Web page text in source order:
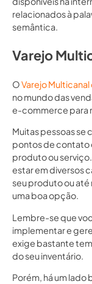
relacionados à
semântica.
Varejo
OVarejo Multicanal
no mundo das
e-commerce para
Muitas pessoas se
pontos de contato
produto ou
estar em diversos
seu produto ou
uma boa opção.
Lembre-se que
implementar e
exige bastante
do seu inventário.
Porém, há um lado